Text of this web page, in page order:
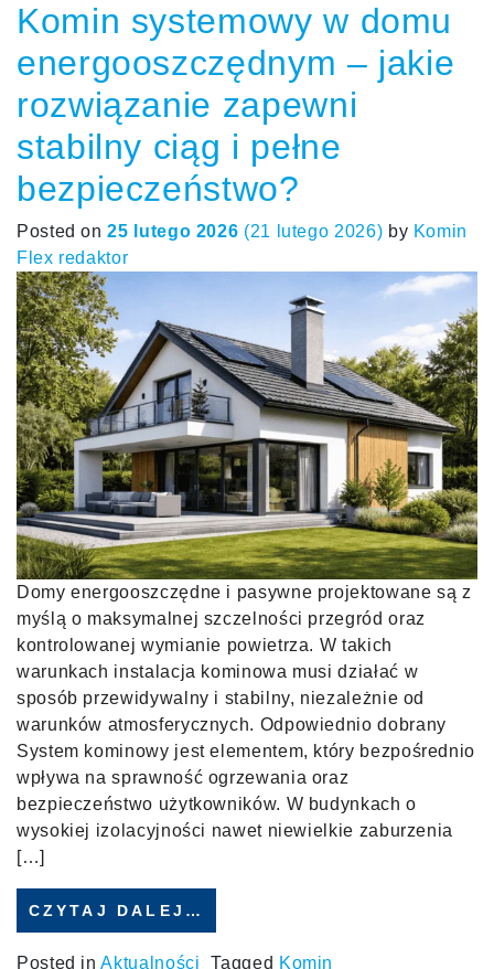
Komin systemowy w domu
energooszczędnym – jakie
rozwiązanie zapewni
stabilny ciąg i pełne
bezpieczeństwo?
Posted on25 lutego 2026 (21 lutego 2026) by Komin
Flex redaktor
Domy energooszczędne i pasywne projektowane są z
myślą o maksymalnej szczelności przegród oraz
kontrolowanej wymianie powietrza. W takich
warunkach instalacja kominowa musi działać w
sposób przewidywalny i stabilny, niezależnie od
warunków atmosferycznych. Odpowiednio dobrany
System kominowy jest elementem, który bezpośrednio
wpływa na sprawność ogrzewania oraz
bezpieczeństwo użytkowników. W budynkach o
wysokiej izolacyjności nawet niewielkie zaburzenia
[…]
CZYTAJ DALEJ…
Posted inAktualności Tagged Komin